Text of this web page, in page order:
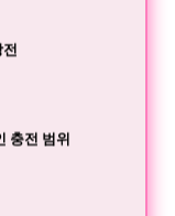
충전 범위